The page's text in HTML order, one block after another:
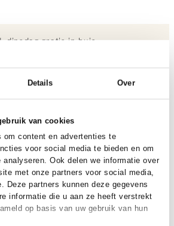
Details Over
van cookies
om content en advertenties te
voor social media te bieden en om
Ook delen we informatie over
met onze partners voor social media,
Deze partners kunnen deze gegevens
informatie die u aan ze heeft verstrekt
op basis van uw gebruik van hun
dinsdag gratis in huis
€99
Fabric:
Kant
Dry clean only
Deze maat valt normaal
Getailleerd
38
Self Portrait
PF26-035M